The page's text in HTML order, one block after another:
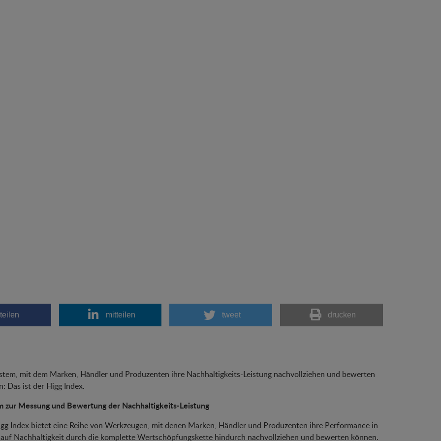
teilen mitteilen tweet drucken
mit dem Marken, Händler und Produzenten ihre Nachhaltigkeits-Leistung nachvollziehen und bewerten
Das ist der Higg Index.
zur Messung und Bewertung der Nachhaltigkeits-Leistung
Index bietet eine Reihe von Werkzeugen, mit denen Marken, Händler und Produzenten ihre Performance in
auf Nachhaltigkeit durch die komplette Wertschöpfungskette hindurch nachvollziehen und bewerten können.